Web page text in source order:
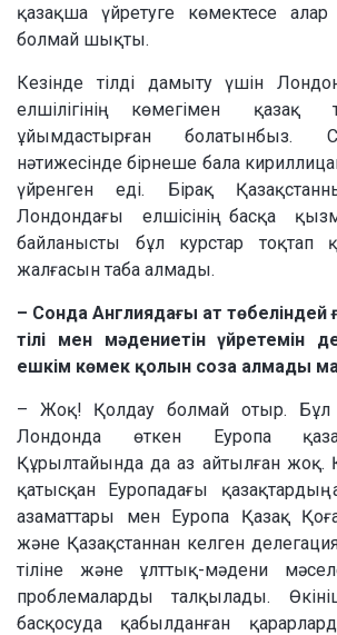
қазақша үйретуге көмектесе
болмай шықты.
Кезінде тілді дамыту үшін
елшілігінің көмегімен қазақ
ұйымдастырған болатынбыз.
нәтижесінде бірнеше бала
үйренген еді. Бірақ
Лондондағы елшісінің басқа
байланысты бұл курстар тоқтап
жалғасын таба алмады.
– Сонда Англиядағы ат төбеліндей
тілі мен мәдениетін үйретемін
ешкім көмек қолын соза алмады
– Жоқ! Қолдау болмай отыр. Бұл
Лондонда өткен Еуропа
Құрылтайында да аз айтылған жоқ.
қатысқан Еуропадағы қазақтардың
азаматтары мен Еуропа Қазақ
және Қазақстаннан келген
тіліне және ұлттық-мәдени
проблемаларды талқылады.
басқосуда қабылданған